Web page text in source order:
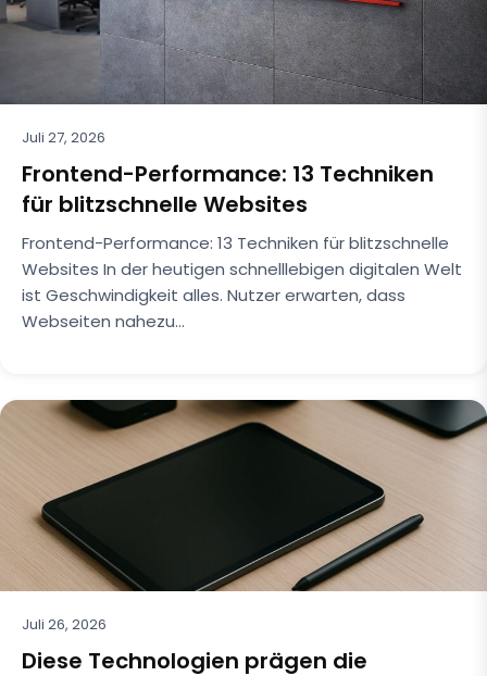
Juli 27, 2026
Frontend-Performance: 13 Techniken
für blitzschnelle Websites
Frontend-Performance: 13 Techniken für blitzschnelle
Websites In der heutigen schnelllebigen digitalen Welt
ist Geschwindigkeit alles. Nutzer erwarten, dass
Webseiten nahezu…
Juli 26, 2026
Diese Technologien prägen die